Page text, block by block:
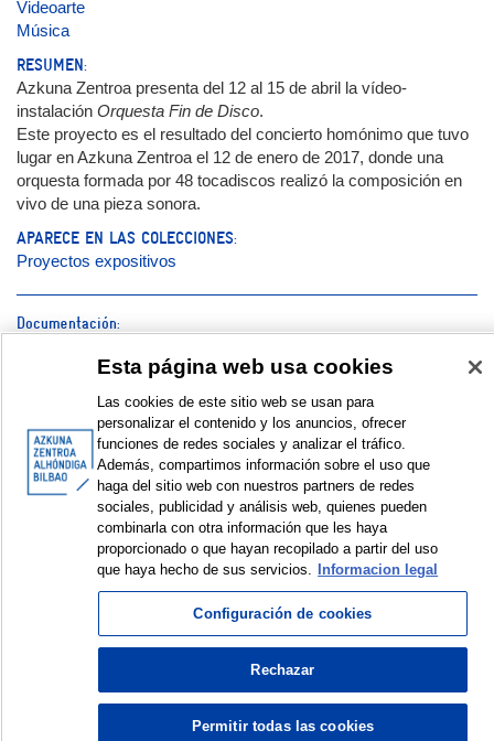
Videoarte
Música
RESUMEN:
Azkuna Zentroa presenta del 12 al 15 de abril la vídeo-
instalación Orquesta Fin de Disco.
Este proyecto es el resultado del concierto homónimo que tuvo
lugar en Azkuna Zentroa el 12 de enero de 2017, donde una
orquesta formada por 48 tocadiscos realizó la composición en
vivo de una pieza sonora.
APARECE EN LAS COLECCIONES:
Proyectos expositivos
Documentación:
Cartel | Kartela | Poster
Revista | Aldizkaria | Magazine
Galería de fotos | Argazki galeria | Photo gallery © Azkuna
Zentroa – Alhóndiga Bilbao
VISUALIZAR EN FORMATO DUBLIN CORE
Esta página web usa cookies
Las cookies de este sitio web se usan para
personalizar el contenido y los anuncios, ofrecer
funciones de redes sociales y analizar el tráfico.
Además, compartimos información sobre el uso que
haga del sitio web con nuestros partners de redes
sociales, publicidad y análisis web, quienes pueden
combinarla con otra información que les haya
proporcionado o que hayan recopilado a partir del uso
que haya hecho de sus servicios.
Informacion legal
Configuración de cookies
Rechazar
Permitir todas las cookies